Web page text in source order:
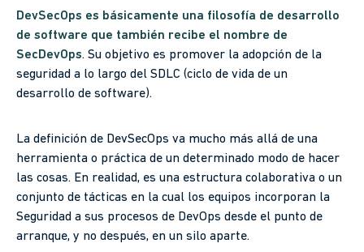
DevSecOps es básicamente una filosofía de desarrollo
de software que también recibe el nombre de
SecDevOps. Su objetivo es promover la adopción de la
seguridad a lo largo del SDLC (ciclo de vida de un
desarrollo de software).
La definición de DevSecOps va mucho más allá de una
herramienta o práctica de un determinado modo de hacer
las cosas. En realidad, es una estructura colaborativa o un
conjunto de tácticas en la cual los equipos incorporan la
Seguridad a sus procesos de DevOps desde el punto de
arranque, y no después, en un silo aparte.